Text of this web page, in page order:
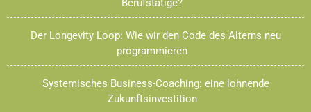
Berufstätige?
Der Longevity Loop: Wie wir den Code des Alterns neu
programmieren
Systemisches Business-Coaching: eine lohnende
Zukunftsinvestition